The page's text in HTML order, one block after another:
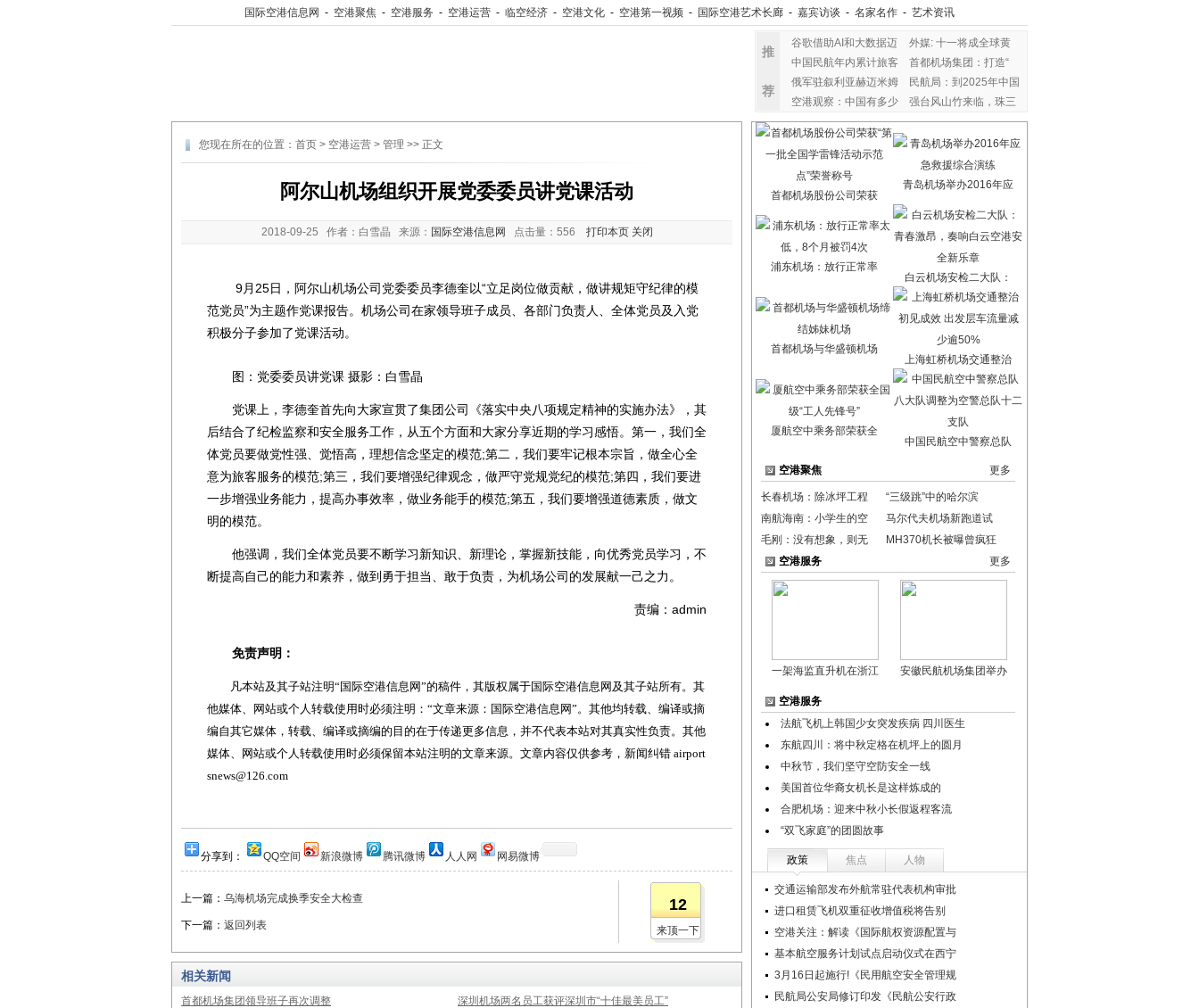
国际空港信息网 - 空港聚焦 - 空港服务 - 空港运营 - 临空经济 - 空港文化 - 空港第一视频 - 国际空港艺术长廊 - 嘉宾访谈 - 名家名作 - 艺术资讯
推
荐
谷歌借助AI和大数据迈
外媒: 十一将成全球黄
中国民航年内累计旅客
首都机场集团：打造“
俄军驻叙利亚赫迈米姆
民航局：到2025年中国
空港观察：中国有多少
强台风山竹来临，珠三
您现在所在的位置： 首页 > 空港运营 > 管理 >> 正文
阿尔山机场组织开展党委委员讲党课活动
2018-09-25 作者：白雪晶 来源： 国际空港信息网 点击量： 556 打印本页 关闭
9月25日，阿尔山机场公司党委委员李德奎以“立足岗位做贡献，做讲规矩守纪律的模
范党员”为主题作党课报告。机场公司在家领导班子成员、各部门负责人、全体党员及入党
积极分子参加了党课活动。
图：党委委员讲党课 摄影：白雪晶
党课上，李德奎首先向大家宣贯了集团公司《落实中央八项规定精神的实施办法》，其
后结合了纪检监察和安全服务工作，从五个方面和大家分享近期的学习感悟。第一，我们全
体党员要做党性强、觉悟高，理想信念坚定的模范;第二，我们要牢记根本宗旨，做全心全
意为旅客服务的模范;第三，我们要增强纪律观念，做严守党规党纪的模范;第四，我们要进
一步增强业务能力，提高办事效率，做业务能手的模范;第五，我们要增强道德素质，做文
明的模范。
他强调，我们全体党员要不断学习新知识、新理论，掌握新技能，向优秀党员学习，不
断提高自己的能力和素养，做到勇于担当、敢于负责，为机场公司的发展献一己之力。
责编：admin
免责声明：
凡本站及其子站注明“国际空港信息网”的稿件，其版权属于国际空港信息网及其子站所有。其
他媒体、网站或个人转载使用时必须注明：“文章来源：国际空港信息网”。其他均转载、编译或摘
编自其它媒体，转载、编译或摘编的目的在于传递更多信息，并不代表本站对其真实性负责。其他
媒体、网站或个人转载使用时必须保留本站注明的文章来源。文章内容仅供参考，新闻纠错 airport
snews@126.com
分享到： QQ空间 新浪微博 腾讯微博 人人网 网易微博
上一篇： 乌海机场完成换季安全大检查
下一篇： 返回列表
12
来顶一下
相关新闻
首都机场集团领导班子再次调整
深圳机场两名员工获评深圳市“十佳最美员工”
首都机场股份公司荣获
青岛机场举办2016年应
浦东机场：放行正常率
白云机场安检二大队：
首都机场与华盛顿机场
上海虹桥机场交通整治
厦航空中乘务部荣获全
中国民航空中警察总队
空港聚焦 更多
长春机场：除冰坪工程
“三级跳”中的哈尔滨
南航海南：小学生的空
马尔代夫机场新跑道试
毛刚：没有想象，则无
MH370机长被曝曾疯狂
空港服务
更多
一架海监直升机在浙江 安徽民航机场集团举办
空港服务
法航飞机上韩国少女突发疾病 四川医生
东航四川：将中秋定格在机坪上的圆月
中秋节，我们坚守空防安全一线
美国首位华裔女机长是这样炼成的
合肥机场：迎来中秋小长假返程客流
“双飞家庭”的团圆故事
政策 焦点 人物
交通运输部发布外航常驻代表机构审批
进口租赁飞机双重征收增值税将告别
空港关注：解读《国际航权资源配置与
基本航空服务计划试点启动仪式在西宁
3月16日起施行!《民用航空安全管理规
民航局公安局修订印发《民航公安行政